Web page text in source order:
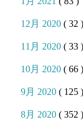
12月 2020( 32 )
11月 2020( 33 )
10月 2020( 66 )
9月 2020( 125 )
8月 2020( 352 )